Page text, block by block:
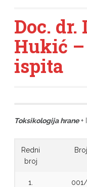
Doc. dr.
Hukić
ispita
Toksikologija hrane+
Redni
broj
1.